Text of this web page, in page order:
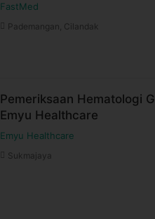
FastMed
Pademangan, Cilandak
Pemeriksaan Hematologi
Emyu Healthcare
Emyu Healthcare
Sukmajaya